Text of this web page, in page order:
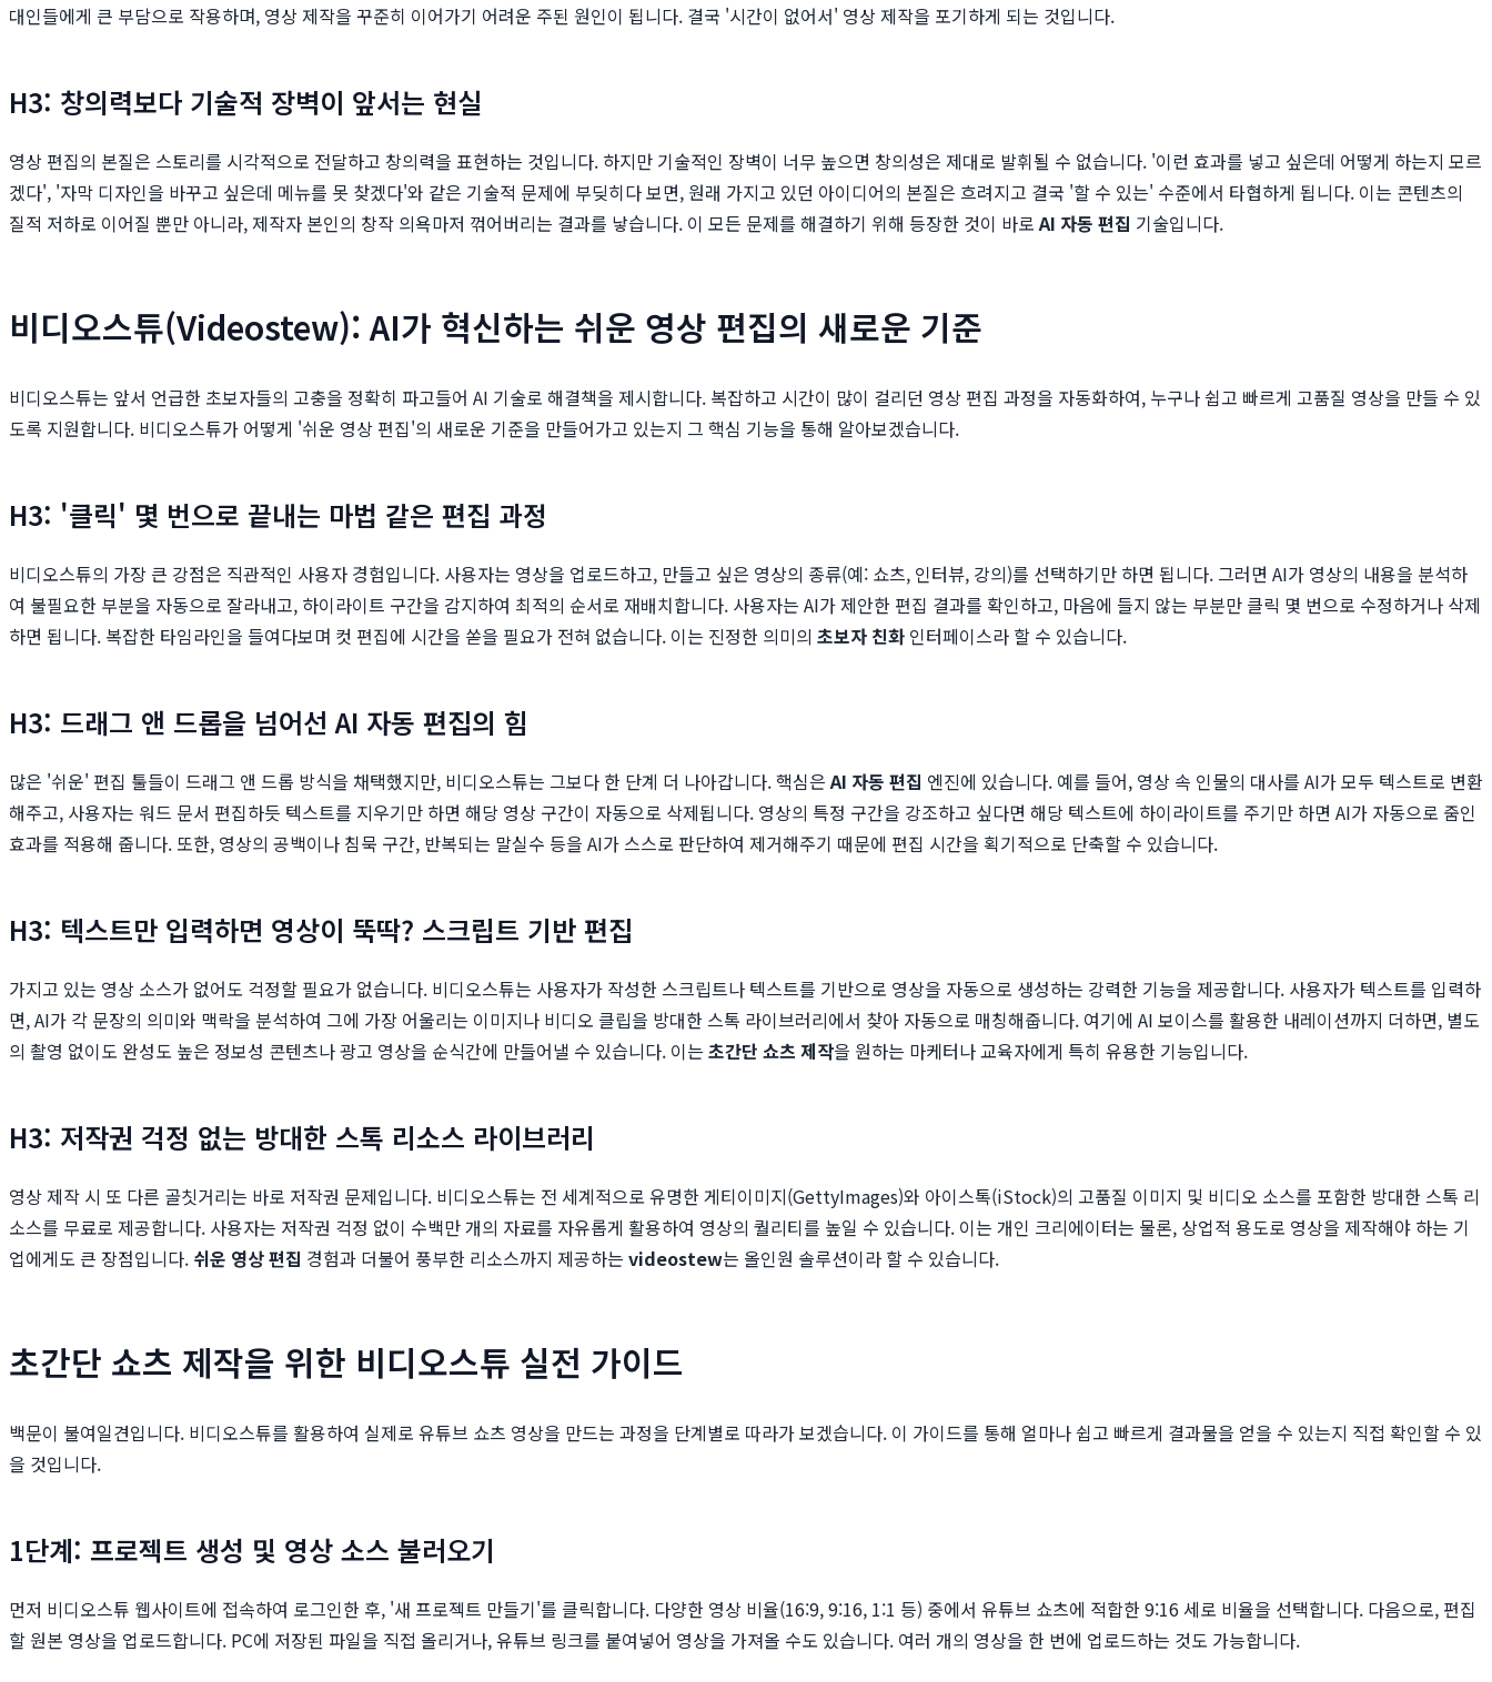
대인들에게 큰 부담으로 작용하며, 영상 제작을 꾸준히 이어가기 어려운 주된 원인이 됩니다. 결국 '시간이 없어서' 영상 제작을 포기하게 되는 것입니다.
H3: 창의력보다 기술적 장벽이 앞서는 현실
영상 편집의 본질은 스토리를 시각적으로 전달하고 창의력을 표현하는 것입니다. 하지만 기술적인 장벽이 너무 높으면 창의성은 제대로 발휘될 수 없습니다. '이런 효과를 넣고 싶은데 어떻게 하는지 모르
겠다', '자막 디자인을 바꾸고 싶은데 메뉴를 못 찾겠다'와 같은 기술적 문제에 부딪히다 보면, 원래 가지고 있던 아이디어의 본질은 흐려지고 결국 '할 수 있는' 수준에서 타협하게 됩니다. 이는 콘텐츠의
질적 저하로 이어질 뿐만 아니라, 제작자 본인의 창작 의욕마저 꺾어버리는 결과를 낳습니다. 이 모든 문제를 해결하기 위해 등장한 것이 바로AI 자동 편집 기술입니다.
비디오스튜(Videostew): AI가 혁신하는 쉬운 영상 편집의 새로운 기준
비디오스튜는 앞서 언급한 초보자들의 고충을 정확히 파고들어 AI 기술로 해결책을 제시합니다. 복잡하고 시간이 많이 걸리던 영상 편집 과정을 자동화하여, 누구나 쉽고 빠르게 고품질 영상을 만들 수 있
도록 지원합니다. 비디오스튜가 어떻게 '쉬운 영상 편집'의 새로운 기준을 만들어가고 있는지 그 핵심 기능을 통해 알아보겠습니다.
H3: '클릭' 몇 번으로 끝내는 마법 같은 편집 과정
비디오스튜의 가장 큰 강점은 직관적인 사용자 경험입니다. 사용자는 영상을 업로드하고, 만들고 싶은 영상의 종류(예: 쇼츠, 인터뷰, 강의)를 선택하기만 하면 됩니다. 그러면 AI가 영상의 내용을 분석하
여 불필요한 부분을 자동으로 잘라내고, 하이라이트 구간을 감지하여 최적의 순서로 재배치합니다. 사용자는 AI가 제안한 편집 결과를 확인하고, 마음에 들지 않는 부분만 클릭 몇 번으로 수정하거나 삭제
하면 됩니다. 복잡한 타임라인을 들여다보며 컷 편집에 시간을 쏟을 필요가 전혀 없습니다. 이는 진정한 의미의 초보자 친화 인터페이스라 할 수 있습니다.
H3: 드래그 앤 드롭을 넘어선 AI 자동 편집의 힘
많은 '쉬운' 편집 툴들이 드래그 앤 드롭 방식을 채택했지만, 비디오스튜는 그보다 한 단계 더 나아갑니다. 핵심은AI 자동 편집 엔진에 있습니다. 예를 들어, 영상 속 인물의 대사를 AI가 모두 텍스트로 변환
해주고, 사용자는 워드 문서 편집하듯 텍스트를 지우기만 하면 해당 영상 구간이 자동으로 삭제됩니다. 영상의 특정 구간을 강조하고 싶다면 해당 텍스트에 하이라이트를 주기만 하면 AI가 자동으로 줌인
효과를 적용해 줍니다. 또한, 영상의 공백이나 침묵 구간, 반복되는 말실수 등을 AI가 스스로 판단하여 제거해주기 때문에 편집 시간을 획기적으로 단축할 수 있습니다.
H3: 텍스트만 입력하면 영상이 뚝딱? 스크립트 기반 편집
가지고 있는 영상 소스가 없어도 걱정할 필요가 없습니다. 비디오스튜는 사용자가 작성한 스크립트나 텍스트를 기반으로 영상을 자동으로 생성하는 강력한 기능을 제공합니다. 사용자가 텍스트를 입력하
면, AI가 각 문장의 의미와 맥락을 분석하여 그에 가장 어울리는 이미지나 비디오 클립을 방대한 스톡 라이브러리에서 찾아 자동으로 매칭해줍니다. 여기에 AI 보이스를 활용한 내레이션까지 더하면, 별도
의 촬영 없이도 완성도 높은 정보성 콘텐츠나 광고 영상을 순식간에 만들어낼 수 있습니다. 이는 초간단 쇼츠 제작을 원하는 마케터나 교육자에게 특히 유용한 기능입니다.
H3: 저작권 걱정 없는 방대한 스톡 리소스 라이브러리
영상 제작 시 또 다른 골칫거리는 바로 저작권 문제입니다. 비디오스튜는 전 세계적으로 유명한 게티이미지(GettyImages)와 아이스톡(iStock)의 고품질 이미지 및 비디오 소스를 포함한 방대한 스톡 리
소스를 무료로 제공합니다. 사용자는 저작권 걱정 없이 수백만 개의 자료를 자유롭게 활용하여 영상의 퀄리티를 높일 수 있습니다. 이는 개인 크리에이터는 물론, 상업적 용도로 영상을 제작해야 하는 기
업에게도 큰 장점입니다. 쉬운 영상 편집 경험과 더불어 풍부한 리소스까지 제공하는 videostew는 올인원 솔루션이라 할 수 있습니다.
초간단 쇼츠 제작을 위한 비디오스튜 실전 가이드
백문이 불여일견입니다. 비디오스튜를 활용하여 실제로 유튜브 쇼츠 영상을 만드는 과정을 단계별로 따라가 보겠습니다. 이 가이드를 통해 얼마나 쉽고 빠르게 결과물을 얻을 수 있는지 직접 확인할 수 있
을 것입니다.
1단계: 프로젝트 생성 및 영상 소스 불러오기
먼저 비디오스튜 웹사이트에 접속하여 로그인한 후, '새 프로젝트 만들기'를 클릭합니다. 다양한 영상 비율(16:9, 9:16, 1:1 등) 중에서 유튜브 쇼츠에 적합한 9:16 세로 비율을 선택합니다. 다음으로, 편집
할 원본 영상을 업로드합니다. PC에 저장된 파일을 직접 올리거나, 유튜브 링크를 붙여넣어 영상을 가져올 수도 있습니다. 여러 개의 영상을 한 번에 업로드하는 것도 가능합니다.